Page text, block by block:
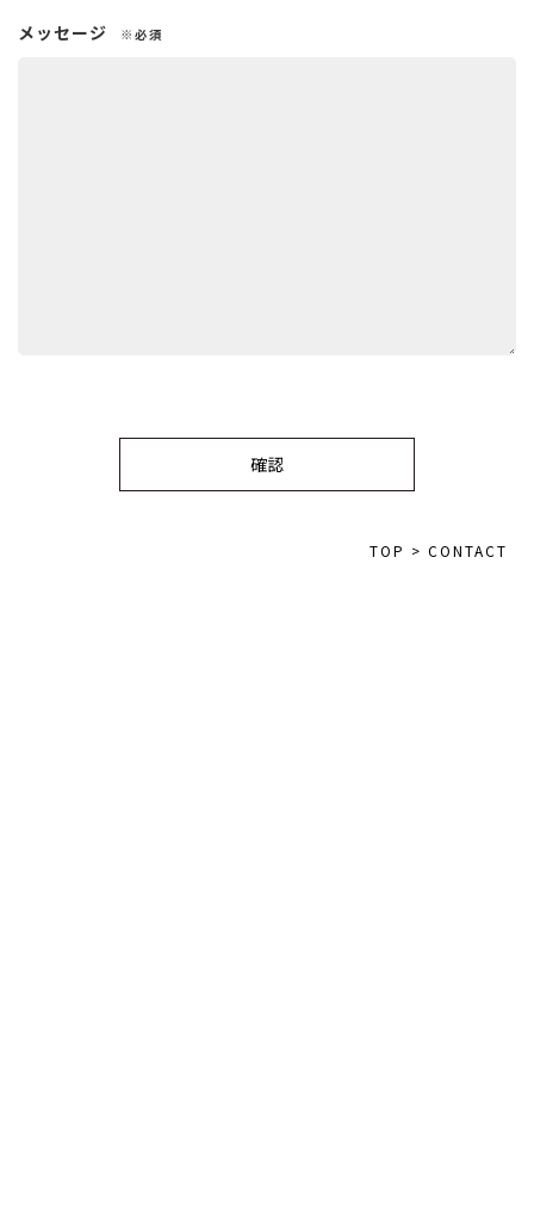
メッセージ ※必須
TOP > CONTACT